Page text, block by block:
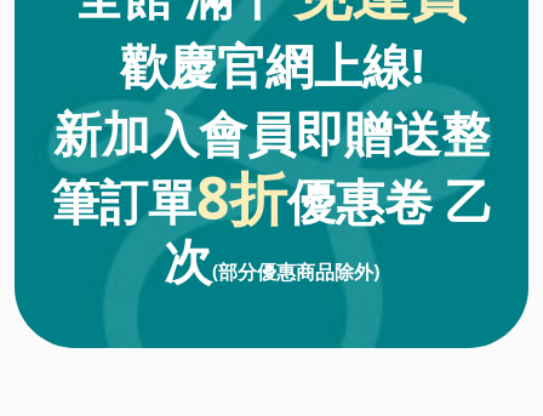
歡慶官網上線!
新加入會員即贈送整
筆訂單8折優惠卷乙
次(部分優惠商品除外)